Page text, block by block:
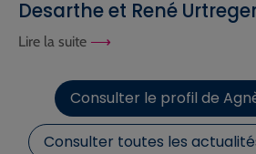
Desarthe et René
Lire la suite
Consulter le profil de
Consulter toutes les